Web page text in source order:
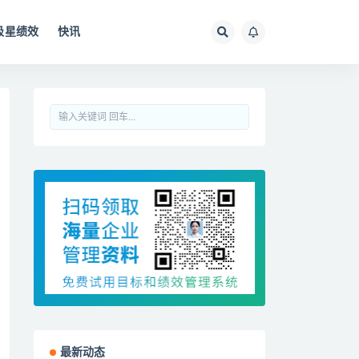
星绩效 快讯
最新动态